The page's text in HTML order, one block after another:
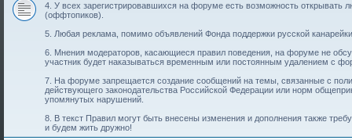
4. У всех зарегистрировавшихся на форуме есть возможность
(оффтопиков).
5. Любая реклама, помимо объявлений Фонда поддержки русской
6. Мнения модераторов, касающиеся правил поведения, на форуме не
участник будет наказываться временным или постоянным удалением с
7. На форуме запрещается создание сообщений на темы, связанные с
действующего законодательства Российской Федерации или норм
упомянутых нарушений.
8. В текст Правил могут быть внесены изменения и дополнения также
и будем жить дружно!